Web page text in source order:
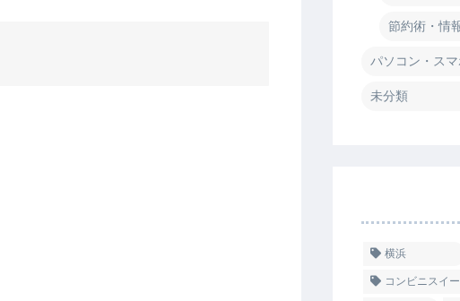
節約術・情
パソコン・ス
未分類
横浜
コンビニスイ